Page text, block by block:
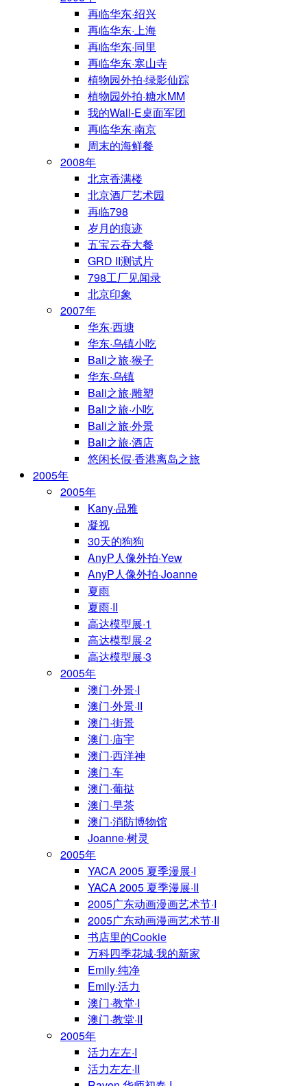
再临华东·绍兴
再临华东·上海
再临华东·同里
再临华东·寒山寺
植物园外拍·绿影仙踪
植物园外拍·糖水MM
我的Wall-E桌面军团
再临华东·南京
周末的海鲜餐
2008年
北京香满楼
北京酒厂艺术园
再临798
岁月的痕迹
五宝云吞大餐
GRD II测试片
798工厂见闻录
北京印象
2007年
华东·西塘
华东·乌镇小吃
Bali之旅·猴子
华东·乌镇
Bali之旅·雕塑
Bali之旅·小吃
Bali之旅·外景
Bali之旅·酒店
悠闲长假·香港离岛之旅
2005年
2005年
Kany·品雅
凝视
30天的狗狗
AnyP人像外拍·Yew
AnyP人像外拍·Joanne
夏雨
夏雨·II
高达模型展·1
高达模型展·2
高达模型展·3
2005年
澳门·外景·I
澳门·外景·II
澳门·街景
澳门·庙宇
澳门·西洋神
澳门·车
澳门·葡挞
澳门·早茶
澳门·消防博物馆
Joanne·树灵
2005年
YACA 2005 夏季漫展·I
YACA 2005 夏季漫展·II
2005广东动画漫画艺术节·I
2005广东动画漫画艺术节·II
书店里的Cookie
万科四季花城·我的新家
Emily·纯净
Emily·活力
澳门·教堂·I
澳门·教堂·II
2005年
活力左左·I
活力左左·II